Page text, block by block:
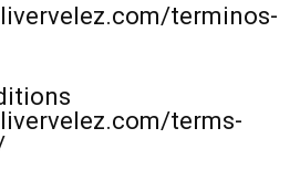
terminos-
terms-